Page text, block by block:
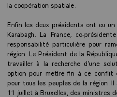
la coopération spatiale.
Enfin les deux présidents ont eu
Karabagh. La France, co-
responsabilité particulière pour
région. Le Président de la
travailler à la recherche d’une
option pour mettre fin à ce conflit
pour tous les peuples de la région.
11 juillet à Bruxelles, des ministres